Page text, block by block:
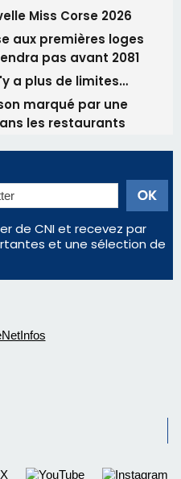
de CNI et recevez par
et une sélection de